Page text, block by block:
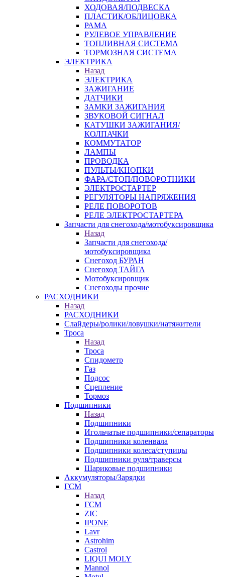
ХОДОВАЯ/ПОДВЕСКА
ПЛАСТИК/ОБЛИЦОВКА
РАМА
РУЛЕВОЕ УПРАВЛЕНИЕ
ТОПЛИВНАЯ СИСТЕМА
ТОРМОЗНАЯ СИСТЕМА
ЭЛЕКТРИКА
Назад
ЭЛЕКТРИКА
ЗАЖИГАНИЕ
ДАТЧИКИ
ЗАМКИ ЗАЖИГАНИЯ
ЗВУКОВОЙ СИГНАЛ
КАТУШКИ ЗАЖИГАНИЯ/
КОЛПАЧКИ
КОММУТАТОР
ЛАМПЫ
ПРОВОДКА
ПУЛЬТЫ/КНОПКИ
ФАРА/СТОП/ПОВОРОТНИКИ
ЭЛЕКТРОСТАРТЕР
РЕГУЛЯТОРЫ НАПРЯЖЕНИЯ
РЕЛЕ ПОВОРОТОВ
РЕЛЕ ЭЛЕКТРОСТАРТЕРА
Запчасти для снегохода/мотобуксировщика
Назад
Запчасти для снегохода/
мотобуксировщика
Снегоход БУРАН
Снегоход ТАЙГА
Мотобуксировщик
Снегоходы прочие
РАСХОДНИКИ
Назад
РАСХОДНИКИ
Слайдеры/ролики/ловушки/натяжители
Троса
Назад
Троса
Спидометр
Газ
Подсос
Сцепление
Тормоз
Подшипники
Назад
Подшипники
Игольчатые подшипники/сепараторы
Подшипники коленвала
Подшипники колеса/ступицы
Подшипники руля/траверсы
Шариковые подшипники
Аккумуляторы/Зарядки
ГСМ
Назад
ГСМ
ZIC
IPONE
Lavr
Astrohim
Castrol
LIQUI MOLY
Mannol